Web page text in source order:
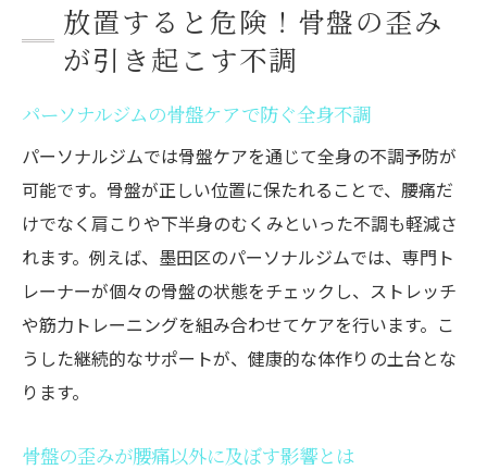
放置すると危険！骨盤の歪み
が引き起こす不調
パーソナルジムの骨盤ケアで防ぐ全身不調
パーソナルジムでは骨盤ケアを通じて全身の不調予防が
可能です。骨盤が正しい位置に保たれることで、腰痛だ
けでなく肩こりや下半身のむくみといった不調も軽減さ
れます。例えば、墨田区のパーソナルジムでは、専門ト
レーナーが個々の骨盤の状態をチェックし、ストレッチ
や筋力トレーニングを組み合わせてケアを行います。こ
うした継続的なサポートが、健康的な体作りの土台とな
ります。
骨盤の歪みが腰痛以外に及ぼす影響とは